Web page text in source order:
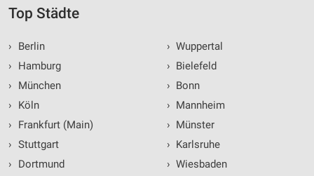
Top Städte
›
Berlin
›
Hamburg
›
München
›
Köln
›
Frankfurt (Main)
› Stuttgart
›
Dortmund
› Wuppertal
› Bielefeld
› Bonn
› Mannheim
› Münster
› Karlsruhe
› Wiesbaden